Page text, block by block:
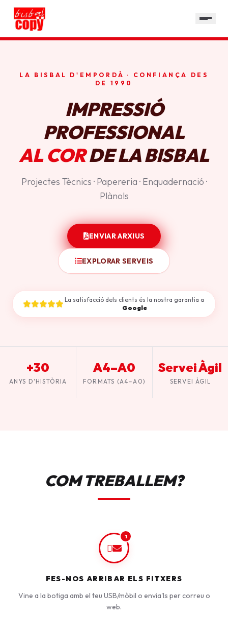
HORARI
LA BISBAL D'EMPORDÀ · CONFIANÇA DES
DE 1990
IMPRESSIÓ
PROFESSIONAL
AL CORDE LA BISBAL
Projectes Tècnics · Papereria · Enquadernació ·
Plànols
ENVIAR ARXIUS
EXPLORAR SERVEIS
La satisfacció dels clients és la nostra garantia a
Google
+30
ANYS D'HISTÒRIA
A4–A0
FORMATS (A4–A0)
Servei Àgil
SERVEI ÀGIL
COM TREBALLEM?
1
FES-NOS ARRIBAR ELS FITXERS
Vine a la botiga amb el teu USB/mòbil o envia'ls per correu o
web.